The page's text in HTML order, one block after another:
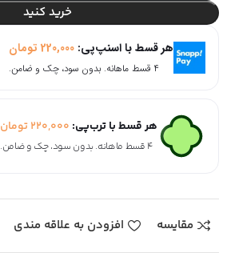
خرید کنید
هر قسط با اسنپ‌پی:220,000 تومان
۴ قسط ماهانه. بدون سود، چک و ضامن.
هر قسط با ترب‌پی: 220,000تومان
۴ قسط ماهانه. بدون سود، چک و ضامن.
مقایسه افزودن به علاقه مندی